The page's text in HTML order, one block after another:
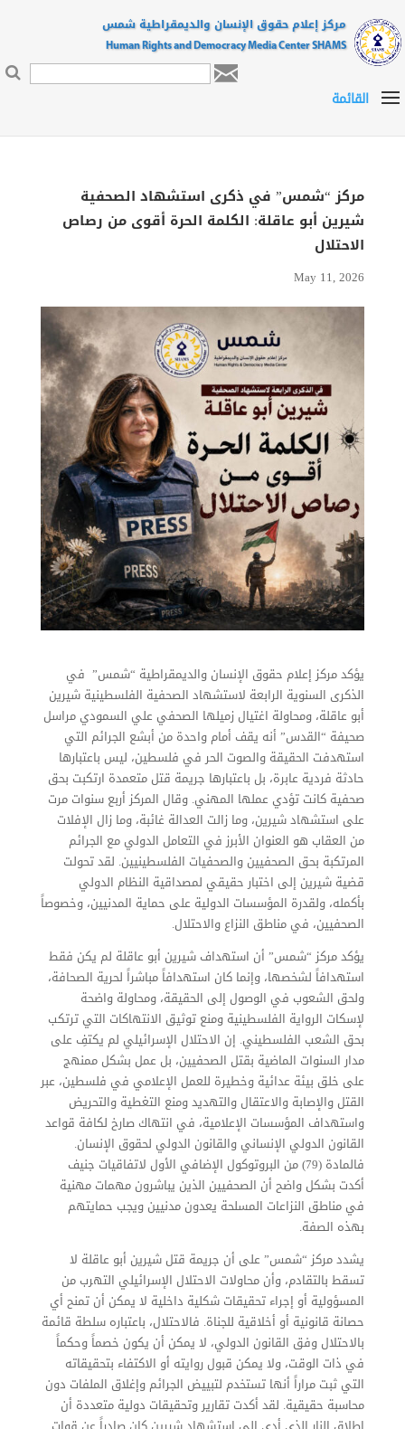
مركز إعلام حقوق الإنسان والديمقراطية شمس
Human Rights and Democracy Media Center SHAMS

مركز “شمس” في ذكرى استشهاد الصحفية
شيرين أبو عاقلة: الكلمة الحرة أقوى من رصاص
الاحتلال
|May 11, 2026
يؤكد مركز إعلام حقوق الإنسان والديمقراطية “شمس” في
الذكرى السنوية الرابعة لاستشهاد الصحفية الفلسطينية شيرين
أبو عاقلة، ومحاولة اغتيال زميلها الصحفي علي السمودي مراسل
صحيفة “القدس” أنه يقف أمام واحدة من أبشع الجرائم التي
استهدفت الحقيقة والصوت الحر في فلسطين، ليس باعتبارها
حادثة فردية عابرة، بل باعتبارها جريمة قتل متعمدة ارتكبت بحق
صحفية كانت تؤدي عملها المهني. وقال المركز أربع سنوات مرت
على استشهاد شيرين، وما زالت العدالة غائبة، وما زال الإفلات
من العقاب هو العنوان الأبرز في التعامل الدولي مع الجرائم
المرتكبة بحق الصحفيين والصحفيات الفلسطينيين. لقد تحولت
قضية شيرين إلى اختبار حقيقي لمصداقية النظام الدولي
بأكمله، ولقدرة المؤسسات الدولية على حماية المدنيين، وخصوصاً
الصحفيين، في مناطق النزاع والاحتلال.
يؤكد مركز “شمس” أن استهداف شيرين أبو عاقلة لم يكن فقط
استهدافاً لشخصها، وإنما كان استهدافاً مباشراً لحرية الصحافة،
ولحق الشعوب في الوصول إلى الحقيقة، ومحاولة واضحة
لإسكات الرواية الفلسطينية ومنع توثيق الانتهاكات التي ترتكب
بحق الشعب الفلسطيني. إن الاحتلال الإسرائيلي لم يكتفِ على
مدار السنوات الماضية بقتل الصحفيين، بل عمل بشكل ممنهج
على خلق بيئة عدائية وخطيرة للعمل الإعلامي في فلسطين، عبر
القتل والإصابة والاعتقال والتهديد ومنع التغطية والتحريض
واستهداف المؤسسات الإعلامية، في انتهاك صارخ لكافة قواعد
القانون الدولي الإنساني والقانون الدولي لحقوق الإنسان.
فالمادة (79) من البروتوكول الإضافي الأول لاتفاقيات جنيف
أكدت بشكل واضح أن الصحفيين الذين يباشرون مهمات مهنية
في مناطق النزاعات المسلحة يعدون مدنيين ويجب حمايتهم
بهذه الصفة.
يشدد مركز “شمس” على أن جريمة قتل شيرين أبو عاقلة لا
تسقط بالتقادم، وأن محاولات الاحتلال الإسرائيلي التهرب من
المسؤولية أو إجراء تحقيقات شكلية داخلية لا يمكن أن تمنح أي
حصانة قانونية أو أخلاقية للجناة. فالاحتلال، باعتباره سلطة قائمة
بالاحتلال وفق القانون الدولي، لا يمكن أن يكون خصماً وحكماً
في ذات الوقت، ولا يمكن قبول روايته أو الاكتفاء بتحقيقاته
التي ثبت مراراً أنها تستخدم لتبييض الجرائم وإغلاق الملفات دون
محاسبة حقيقية. لقد أكدت تقارير وتحقيقات دولية متعددة أن